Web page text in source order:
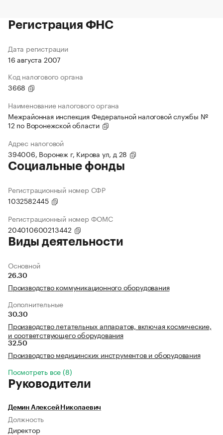
Регистрация ФНС
Дата регистрации
16 августа 2007
Код налогового органа
3668
Наименование налогового органа
Межрайонная инспекция Федеральной налоговой службы №
12 по Воронежской области
Адрес налоговой
394006, Воронеж г, Кирова ул, д 28
Социальные фонды
Регистрационный номер СФР
1032582445
Регистрационный номер ФОМС
204010600213442
Виды деятельности
Основной
26.30
Производство коммуникационного оборудования
Дополнительные
30.30
Производство летательных аппаратов, включая космические,
и соответствующего оборудования
32.50
Производство медицинских инструментов и оборудования
Посмотреть все (8)
Руководители
Демин Алексей Николаевич
Должность
Директор